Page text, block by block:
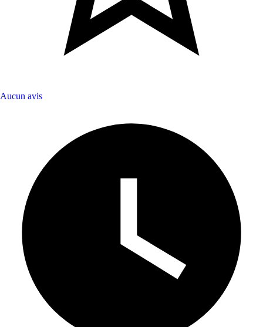
Aucun avis